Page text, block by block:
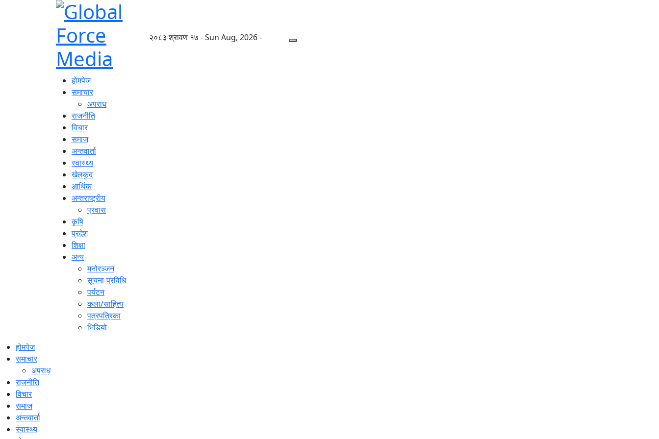
२०८३ श्रावण १७ - Sun Aug, 2026 -
होमपेज
समाचार
अपराध
राजनीति
विचार
समाज
अन्तवार्ता
स्वास्थ्य
खेलकुद
आर्थिक
अन्तराष्ट्रीय
प्रवास
कृषि
प्रदेश
शिक्षा
अन्य
मनोरञ्जन
सूचना-प्रविधि
पर्यटन
कला/साहित्य
पत्रपत्रिका
भिडियो
होमपेज
समाचार
अपराध
राजनीति
विचार
समाज
अन्तवार्ता
स्वास्थ्य